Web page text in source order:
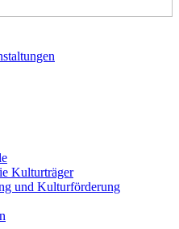
Kulturträger
und Kulturförderung